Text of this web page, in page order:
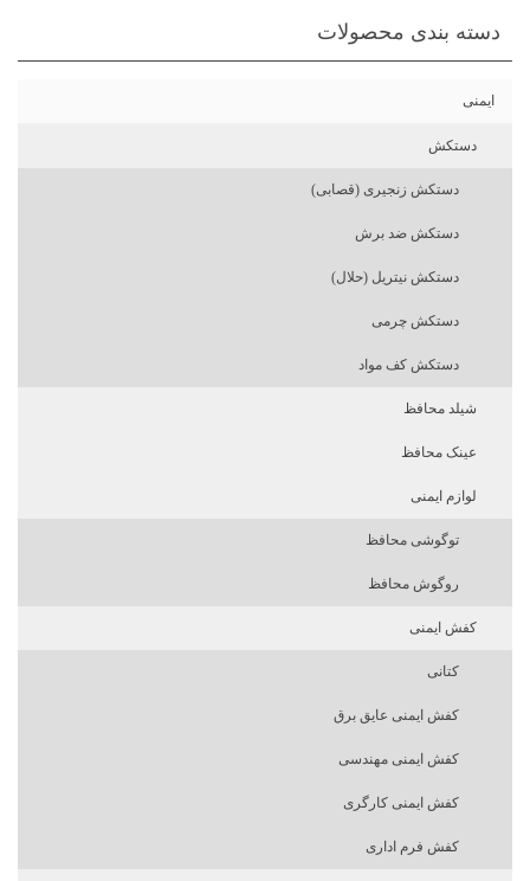
دسته بندی محصولات
ایمنی
دستکش
دستکش زنجیری (قصابی)
دستکش ضد برش
دستکش نیتریل (حلال)
دستکش چرمی
دستکش کف مواد
شیلد محافظ
عینک محافظ
لوازم ایمنی
توگوشی محافظ
روگوش محافظ
کفش ایمنی
کتانی
کفش ایمنی عایق برق
کفش ایمنی مهندسی
کفش ایمنی کارگری
کفش فرم اداری